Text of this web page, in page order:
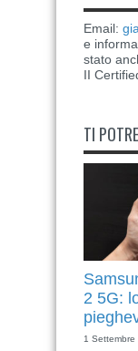
Email:
e
stato
II
TI
2 5G:
1 Settembre